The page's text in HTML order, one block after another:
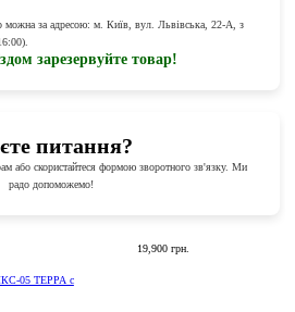
можна за адресою: м. Київ, вул. Львівська, 22-А, з
зарезервуйте товар!
питання?
або скористайтеся формою зворотного зв'язку. Ми
радо допоможемо!
05 ТЕРРА с
19,900 грн.